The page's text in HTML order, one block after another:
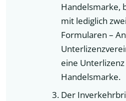
Handelsmarke,
mit lediglich zwei
Formularen –
eine
Handelsmarke.
Der